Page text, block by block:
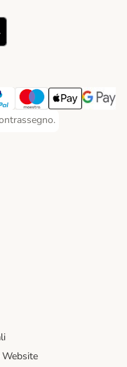
Payment Method
Payment Method
Payment Method
con PayPal. Payment
Paga con Maestro.
Apple PayGoogle
Payment